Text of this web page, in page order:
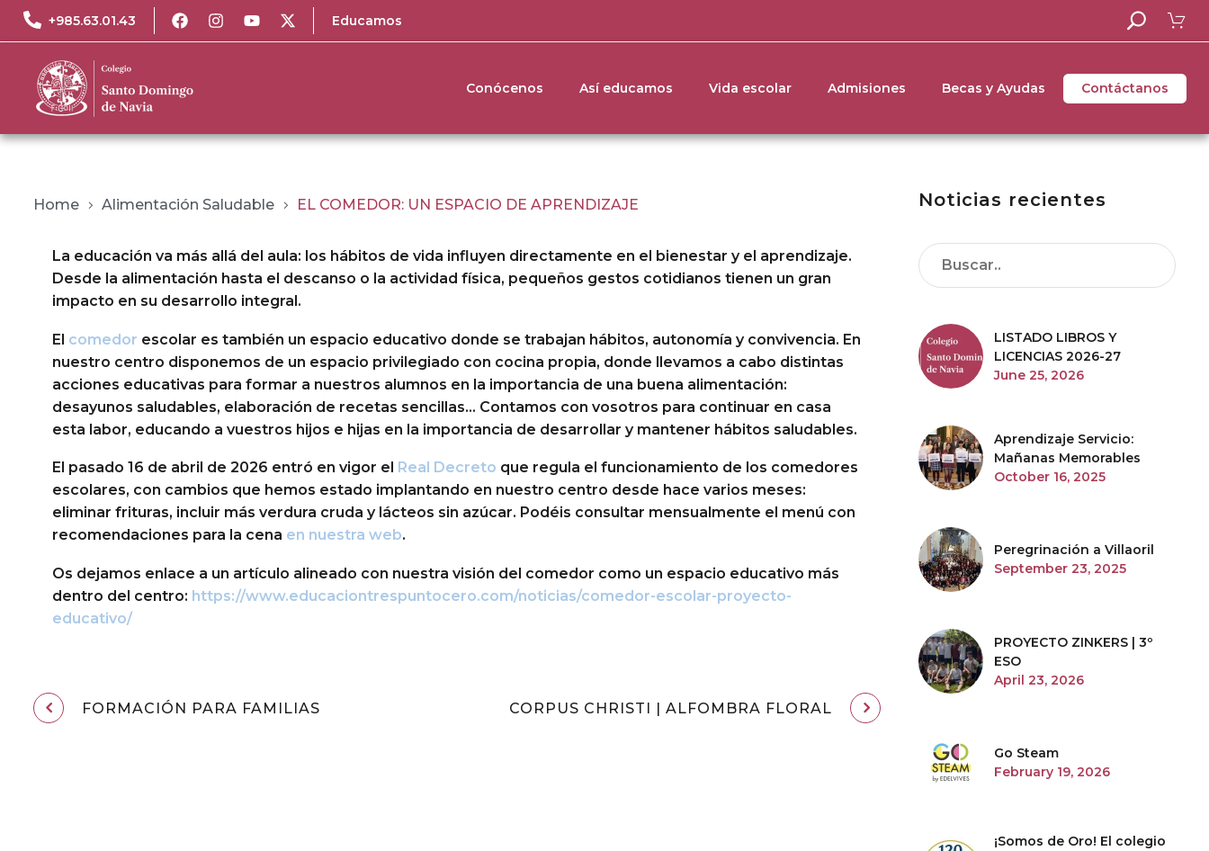
+985.63.01.43 Educamos
Conócenos Así educamos Vida escolar Admisiones Becas y Ayudas Contáctanos
Home Alimentación Saludable EL COMEDOR: UN ESPACIO DE APRENDIZAJE
La educación va más allá del aula: los hábitos de vida influyen directamente en el bienestar y el aprendizaje.
Desde la alimentación hasta el descanso o la actividad física, pequeños gestos cotidianos tienen un gran
impacto en su desarrollo integral.
El comedor escolar es también un espacio educativo donde se trabajan hábitos, autonomía y convivencia. En
nuestro centro disponemos de un espacio privilegiado con cocina propia, donde llevamos a cabo distintas
acciones educativas para formar a nuestros alumnos en la importancia de una buena alimentación:
desayunos saludables, elaboración de recetas sencillas… Contamos con vosotros para continuar en casa
esta labor, educando a vuestros hijos e hijas en la importancia de desarrollar y mantener hábitos saludables.
El pasado 16 de abril de 2026 entró en vigor el Real Decreto que regula el funcionamiento de los comedores
escolares, con cambios que hemos estado implantando en nuestro centro desde hace varios meses:
eliminar frituras, incluir más verdura cruda y lácteos sin azúcar. Podéis consultar mensualmente el menú con
recomendaciones para la cena en nuestra web.
Os dejamos enlace a un artículo alineado con nuestra visión del comedor como un espacio educativo más
dentro del centro: https://www.educaciontrespuntocero.com/noticias/comedor-escolar-proyecto-
educativo/
FORMACIÓN PARA FAMILIAS CORPUS CHRISTI | ALFOMBRA FLORAL
Noticias recientes
LISTADO LIBROS Y
LICENCIAS 2026-27
June 25, 2026
Aprendizaje Servicio:
Mañanas Memorables
October 16, 2025
Peregrinación a Villaoril
September 23, 2025
PROYECTO ZINKERS | 3º
ESO
April 23, 2026
Go Steam
February 19, 2026
¡Somos de Oro! El colegio